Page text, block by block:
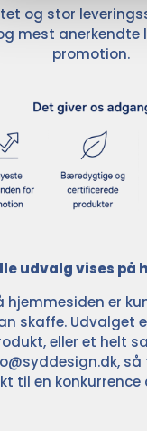
og stor
mest anerkendte
promotion.
udvalg vises på
hjemmesiden er
skaffe. Udvalget
eller et helt
,
til en